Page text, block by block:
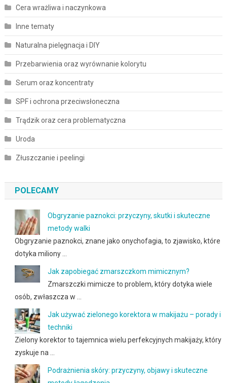
Cera wrażliwa i naczynkowa
Inne tematy
Naturalna pielęgnacja i DIY
Przebarwienia oraz wyrównanie kolorytu
Serum oraz koncentraty
SPF i ochrona przeciwsłoneczna
Trądzik oraz cera problematyczna
Uroda
Złuszczanie i peelingi
POLECAMY
Obgryzanie paznokci: przyczyny, skutki i skuteczne
metody walki
Obgryzanie paznokci, znane jako onychofagia, to zjawisko, które
dotyka miliony …
Jak zapobiegać zmarszczkom mimicznym?
Zmarszczki mimicze to problem, który dotyka wiele
osób, zwłaszcza w …
Jak używać zielonego korektora w makijażu – porady i
techniki
Zielony korektor to tajemnica wielu perfekcyjnych makijaży, który
zyskuje na …
Podrażnienia skóry: przyczyny, objawy i skuteczne